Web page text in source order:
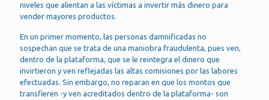
niveles que alientan a las víctimas a invertir más dinero para
vender mayores productos.
En un primer momento, las personas damnificadas no
sospechan que se trata de una maniobra fraudulenta, pues ven,
dentro de la plataforma, que se le reintegra el dinero que
invirtieron y ven reflejadas las altas comisiones por las labores
efectuadas. Sin embargo, no reparan en que los montos que
transfieren -y ven acreditados dentro de la plataforma- son